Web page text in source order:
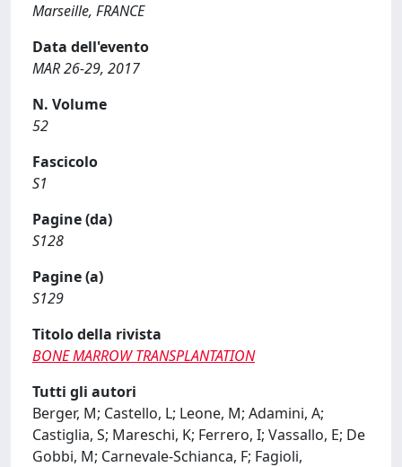
Marseille, FRANCE
Data dell'evento
MAR 26-29, 2017
N. Volume
52
Fascicolo
S1
Pagine (da)
S128
Pagine (a)
S129
Titolo della rivista
BONE MARROW TRANSPLANTATION
Tutti gli autori
Berger, M; Castello, L; Leone, M; Adamini, A;
Castiglia, S; Mareschi, K; Ferrero, I; Vassallo, E; De
Gobbi, M; Carnevale-Schianca, F; Fagioli,